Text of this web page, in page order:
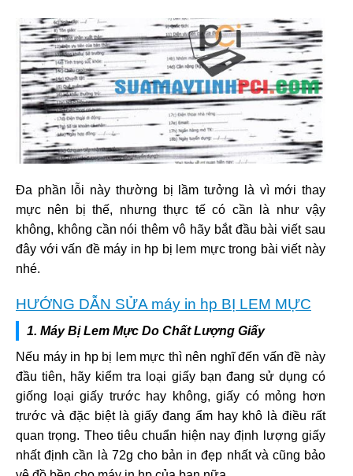
Đa phần lỗi này thường bị lầm tưởng là vì mới thay
mực nên bị thế, nhưng thực tế có cần là như vậy
không, không cần nói thêm vô hãy bắt đầu bài viết sau
đây với vấn đề máy in hp bị lem mực trong bài viết này
nhé.
HƯỚNG DẪN SỬA máy in hp BỊ LEM MỰC
1. Máy Bị Lem Mực Do Chất Lượng Giấy
Nếu máy in hp bị lem mực thì nên nghĩ đến vấn đề này
đầu tiên, hãy kiểm tra loại giấy bạn đang sử dụng có
giống loại giấy trước hay không, giấy có mỏng hơn
trước và đặc biệt là giấy đang ẩm hay khô là điều rất
quan trọng. Theo tiêu chuẩn hiện nay định lượng giấy
nhất định cần là 72g cho bản in đẹp nhất và cũng bảo